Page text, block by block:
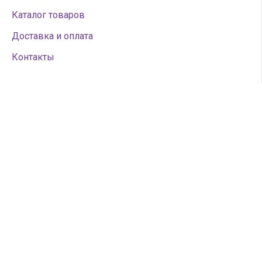
Каталог товаров
Доставка и оплата
Контакты